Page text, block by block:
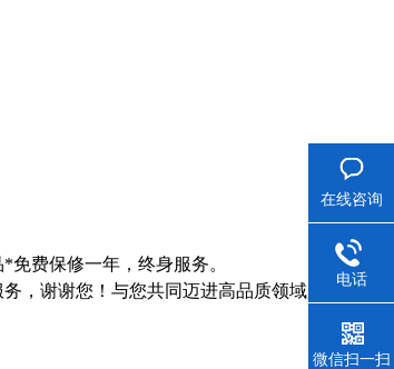
费保修一年，终身服务。
，谢谢您！与您共同迈进高品质领域是我们
在线咨询
电话
微信扫一扫